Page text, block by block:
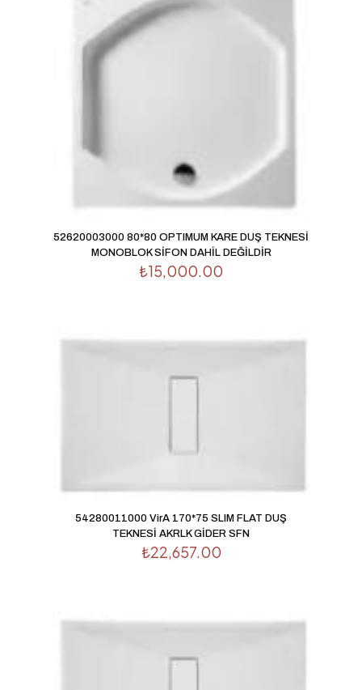
52620003000 80*80 OPTIMUM KARE DUŞ TEKNESİ
MONOBLOK SİFON DAHİL DEĞİLDİR
₺15,000.00
54280011000 VirA 170*75 SLIM FLAT DUŞ
TEKNESİ AKRLK GİDER SFN
₺22,657.00